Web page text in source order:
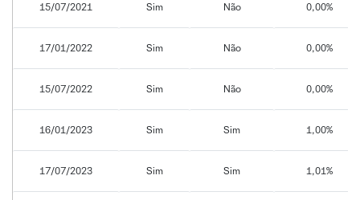
15/07/2021 Sim Não 0,00%
17/01/2022 Sim Não 0,00%
15/07/2022 Sim Não 0,00%
16/01/2023 Sim Sim 1,00%
17/07/2023 Sim Sim 1,01%